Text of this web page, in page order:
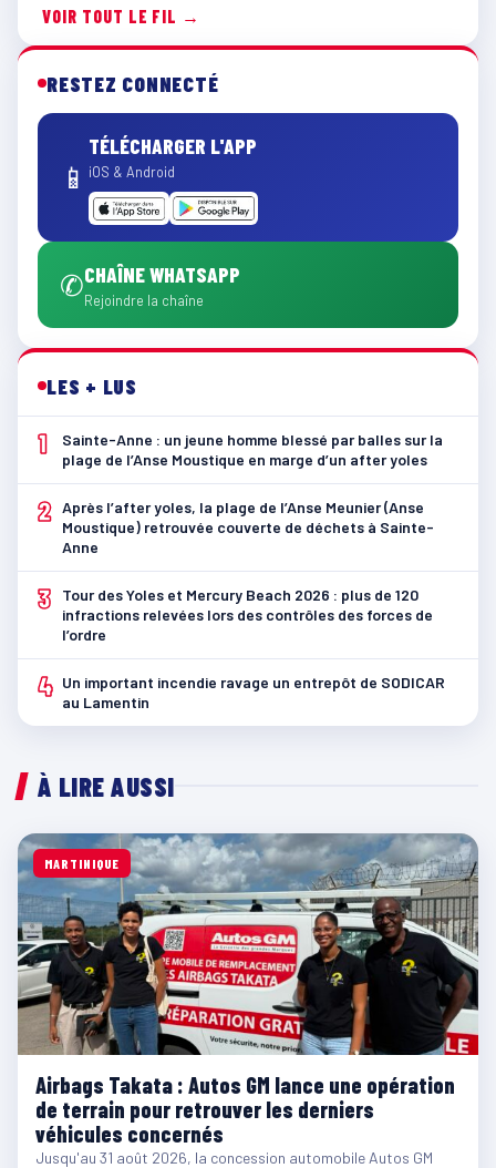
VOIR TOUT LE FIL →
RESTEZ CONNECTÉ
📱
TÉLÉCHARGER L'APP
iOS & Android
✆CHAÎNE WHATSAPP
Rejoindre la chaîne
LES + LUS
1
Sainte-Anne : un jeune homme blessé par balles sur la
plage de l’Anse Moustique en marge d’un after yoles
2 Après l’after yoles, la plage de l’Anse Meunier (Anse
Moustique) retrouvée couverte de déchets à Sainte-
Anne
3
Tour des Yoles et Mercury Beach 2026 : plus de 120
infractions relevées lors des contrôles des forces de
l’ordre
4 Un important incendie ravage un entrepôt de SODICAR
au Lamentin
À LIRE AUSSI
MARTINIQUE
Airbags Takata : Autos GM lance une opération
de terrain pour retrouver les derniers
véhicules concernés
Jusqu'au 31 août 2026, la concession automobile Autos GM